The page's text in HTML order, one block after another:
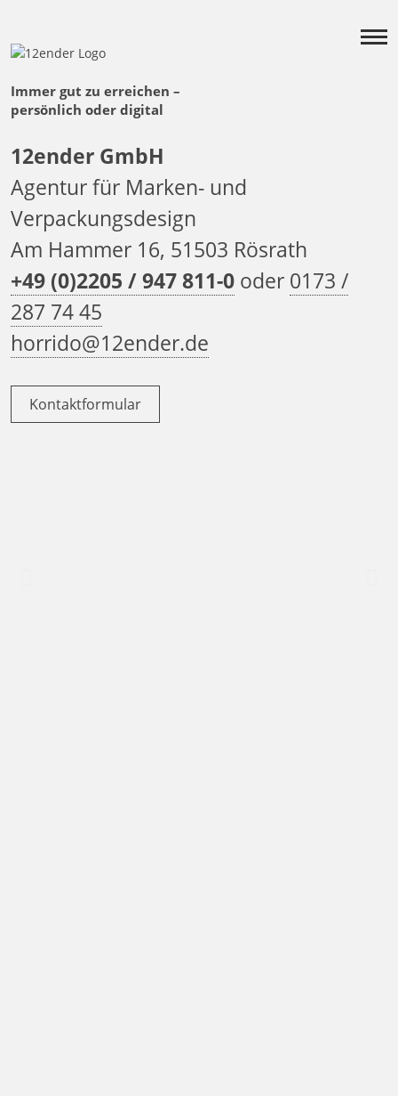
Immer gut zu erreichen –
persönlich oder digital
12ender GmbH
Agentur für Marken- und
Verpackungsdesign
Am Hammer 16, 51503 Rösrath
+49 (0)2205 / 947 811-0 oder 0173 /
287 74 45
horrido@12ender.de
Kontaktformular